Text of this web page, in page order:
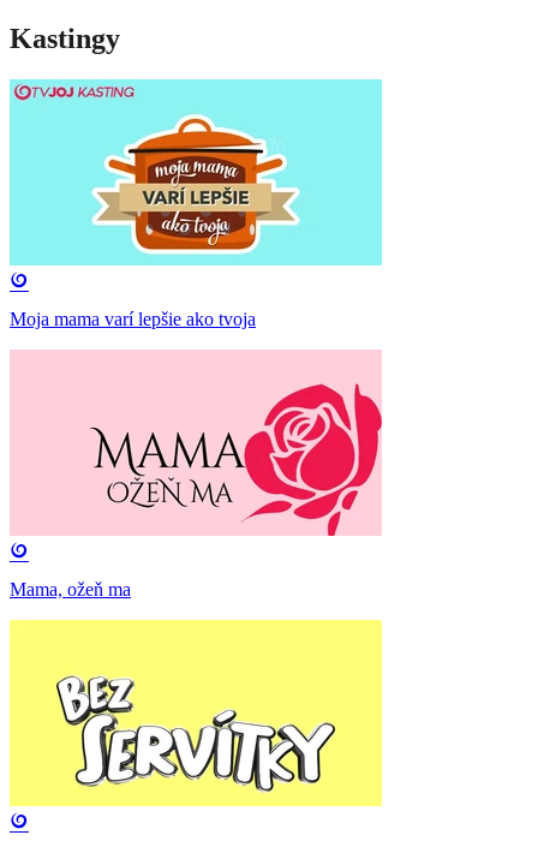
Kastingy
Moja mama varí lepšie ako tvoja
Mama, ožeň ma